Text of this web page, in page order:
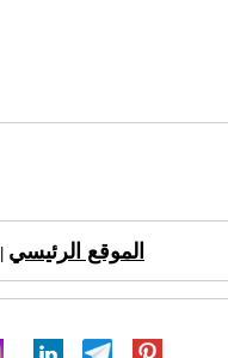
الموقع الرئيسي